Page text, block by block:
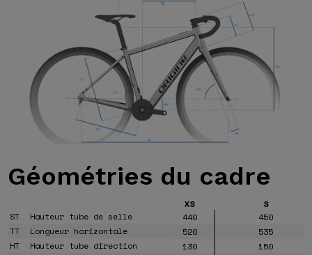
Géométries du cadre
XS
S
ST
Hauteur tube de selle 440
450
TT
Longueur horizontale 520
535
HT
Hauteur tube direction 130
150